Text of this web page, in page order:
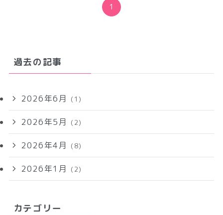
1
過去の記事
2026年6月 (1)
2026年5月 (2)
2026年4月 (8)
2026年1月 (2)
カテゴリー